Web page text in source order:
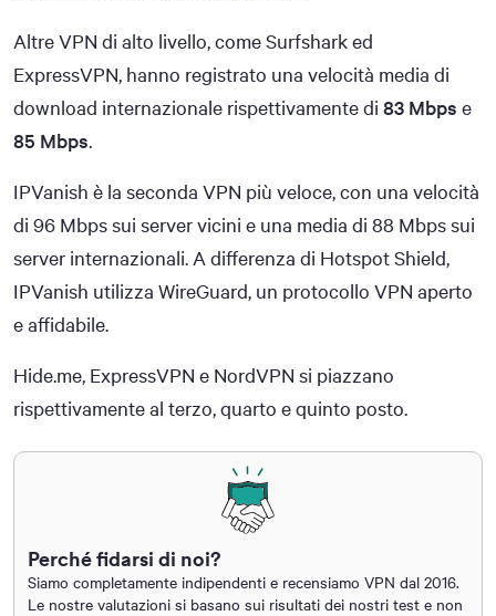
Altre VPN di alto livello, come Surfshark ed
ExpressVPN, hanno registrato una velocità media di
download internazionale rispettivamente di 83 Mbps e
85 Mbps.
IPVanish è la seconda VPN più veloce, con una velocità
di 96 Mbps sui server vicini e una media di 88 Mbps sui
server internazionali. A differenza di Hotspot Shield,
IPVanish utilizza WireGuard, un protocollo VPN aperto
e affidabile.
Hide.me, ExpressVPN e NordVPN si piazzano
rispettivamente al terzo, quarto e quinto posto.
Perché fidarsi di noi?
Siamo completamente indipendenti e recensiamo VPN dal 2016.
Le nostre valutazioni si basano sui risultati dei nostri test e non